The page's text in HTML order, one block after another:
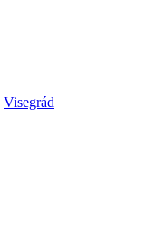
Visegrád